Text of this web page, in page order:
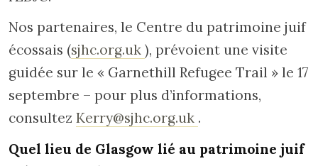
Nos partenaires, le Centre du patrimoine juif
écossais (sjhc.org.uk ), prévoient une visite
guidée sur le « Garnethill Refugee Trail » le 17
septembre – pour plus d’informations,
consultez Kerry@sjhc.org.uk .
Quel lieu de Glasgow lié au patrimoine juif